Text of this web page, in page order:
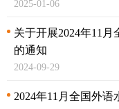
2025-01-06
关于开展2024年11
的通知
2024-09-29
2024年11月全国外